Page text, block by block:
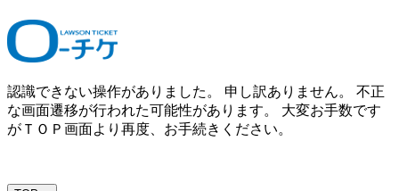
認識できない操作がありました。 申し訳ありません。 不正
な画面遷移が行われた可能性があります。 大変お手数です
がＴＯＰ画面より再度、お手続きください。